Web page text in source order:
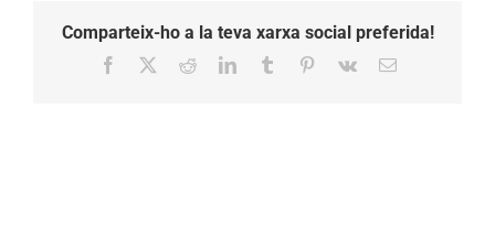
Comparteix-ho a la teva xarxa social preferida!
Facebook RedditLinkedInTumblr Pinterest
Vk Email: